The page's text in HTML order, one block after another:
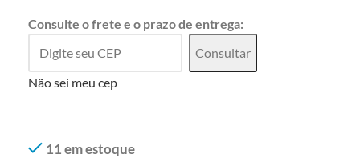
Consulte o frete e o prazo de entrega:
Consultar
Não sei meu cep
11 em estoque